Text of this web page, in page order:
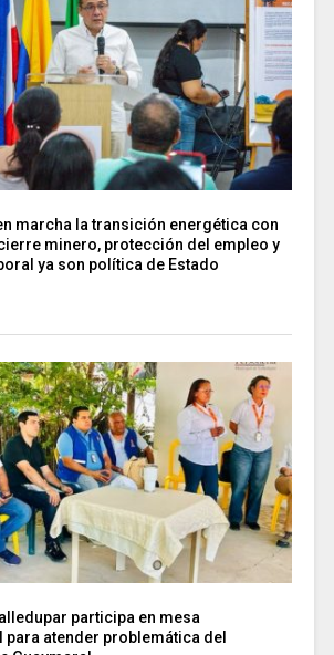
marcha la transición energética con
minero, protección del empleo y
ya son política de Estado
participa en mesa
atender problemática del